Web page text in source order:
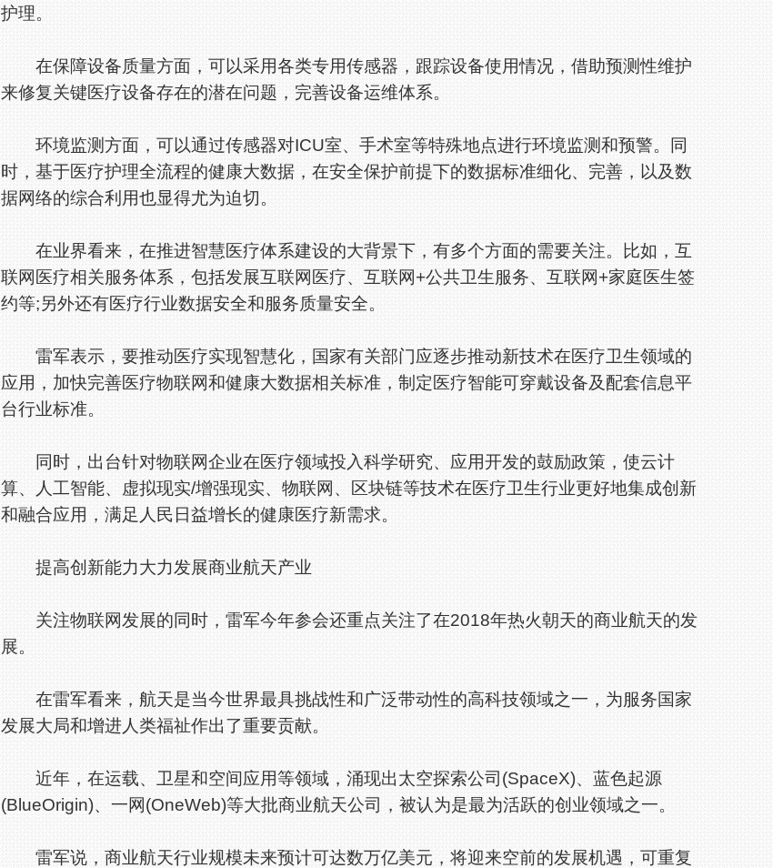
护理。
在保障设备质量方面，可以采用各类专用传感器，跟踪设备使用情况，借助预测性维护
来修复关键医疗设备存在的潜在问题，完善设备运维体系。
环境监测方面，可以通过传感器对ICU室、手术室等特殊地点进行环境监测和预警。同
时，基于医疗护理全流程的健康大数据，在安全保护前提下的数据标准细化、完善，以及数
据网络的综合利用也显得尤为迫切。
在业界看来，在推进智慧医疗体系建设的大背景下，有多个方面的需要关注。比如，互
联网医疗相关服务体系，包括发展互联网医疗、互联网+公共卫生服务、互联网+家庭医生签
约等;另外还有医疗行业数据安全和服务质量安全。
雷军表示，要推动医疗实现智慧化，国家有关部门应逐步推动新技术在医疗卫生领域的
应用，加快完善医疗物联网和健康大数据相关标准，制定医疗智能可穿戴设备及配套信息平
台行业标准。
同时，出台针对物联网企业在医疗领域投入科学研究、应用开发的鼓励政策，使云计
算、人工智能、虚拟现实/增强现实、物联网、区块链等技术在医疗卫生行业更好地集成创新
和融合应用，满足人民日益增长的健康医疗新需求。
提高创新能力大力发展商业航天产业
关注物联网发展的同时，雷军今年参会还重点关注了在2018年热火朝天的商业航天的发
展。
在雷军看来，航天是当今世界最具挑战性和广泛带动性的高科技领域之一，为服务国家
发展大局和增进人类福祉作出了重要贡献。
近年，在运载、卫星和空间应用等领域，涌现出太空探索公司(SpaceX)、蓝色起源
(BlueOrigin)、一网(OneWeb)等大批商业航天公司，被认为是最为活跃的创业领域之一。
雷军说，商业航天行业规模未来预计可达数万亿美元，将迎来空前的发展机遇，可重复